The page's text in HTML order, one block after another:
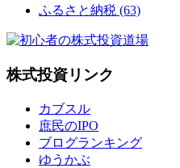
ふるさと納税 (63)
株式投資リンク
カブスル
庶民のIPO
ブログランキング
ゆうかぶ